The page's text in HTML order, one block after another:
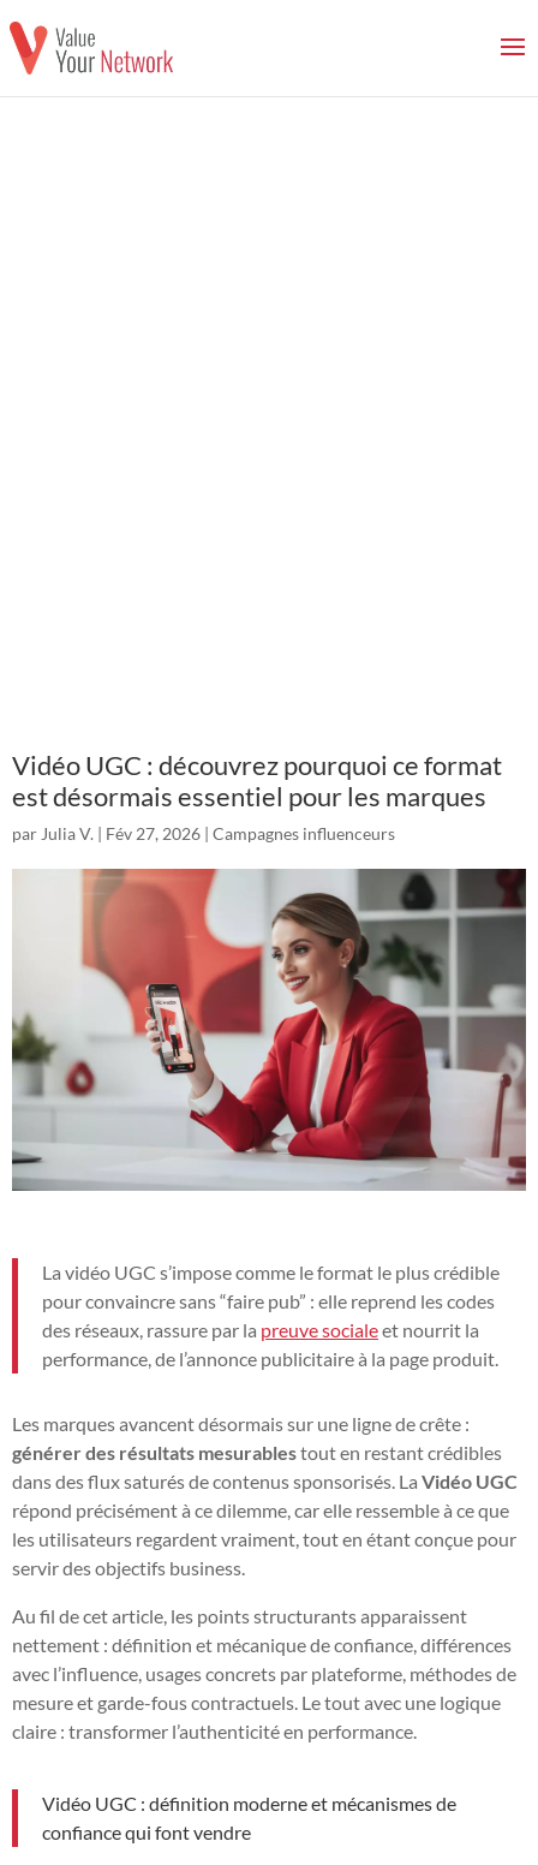
Vidéo UGC : découvrez pourquoi ce format
est désormais essentiel pour les marques
par Julia V. | Fév 27, 2026 | Campagnes influenceurs
La vidéo UGC s’impose comme le format le plus crédible
pour convaincre sans “faire pub” : elle reprend les codes
des réseaux, rassure par la preuve socialeet nourrit la
performance, de l’annonce publicitaire à la page produit.
Les marques avancent désormais sur une ligne de crête :
générer des résultats mesurablestout en restant crédibles
dans des flux saturés de contenus sponsorisés. La Vidéo UGC
répond précisément à ce dilemme, car elle ressemble à ce que
les utilisateurs regardent vraiment, tout en étant conçue pour
servir des objectifs business.
Au fil de cet article, les points structurants apparaissent
nettement : définition et mécanique de confiance, différences
avec l’influence, usages concrets par plateforme, méthodes de
mesure et garde-fous contractuels. Le tout avec une logique
claire : transformer l’authenticité en performance.
Vidéo UGC : définition moderne et mécanismes de
confiance qui font vendre